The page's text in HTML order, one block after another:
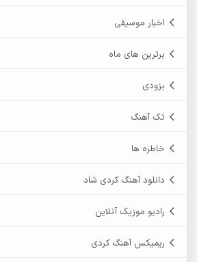
اخبار موسیقی
برترین های ماه
بزودی
تک آهنگ
خاطره ها
دانلود آهنگ کردی شاد
رادیو موزیک آنلاین
ریمیکس آهنگ کردی